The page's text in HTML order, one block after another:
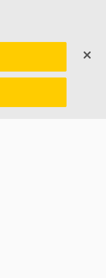
- Planta 8